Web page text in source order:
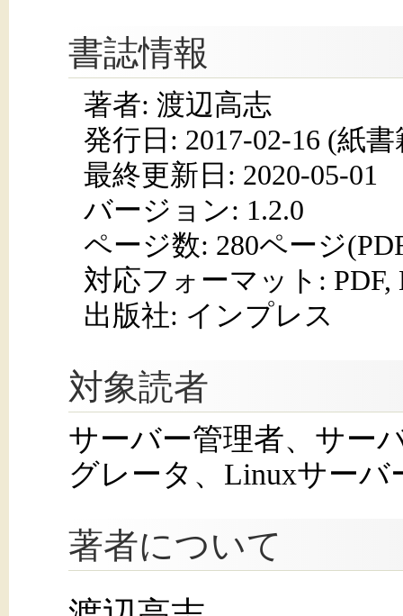
書誌情報
著者: 渡辺高志
発行日: 2017-02-16 (紙書
最終更新日: 2020-05-01
バージョン: 1.2.0
ページ数: 280ページ
対応フォーマット: PDF,
出版社: インプレス
対象読者
サーバー管理者、サー
グレータ、Linuxサーバ
著者について